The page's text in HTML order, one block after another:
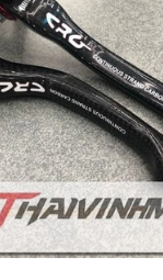
Cho vào giỏ hàng